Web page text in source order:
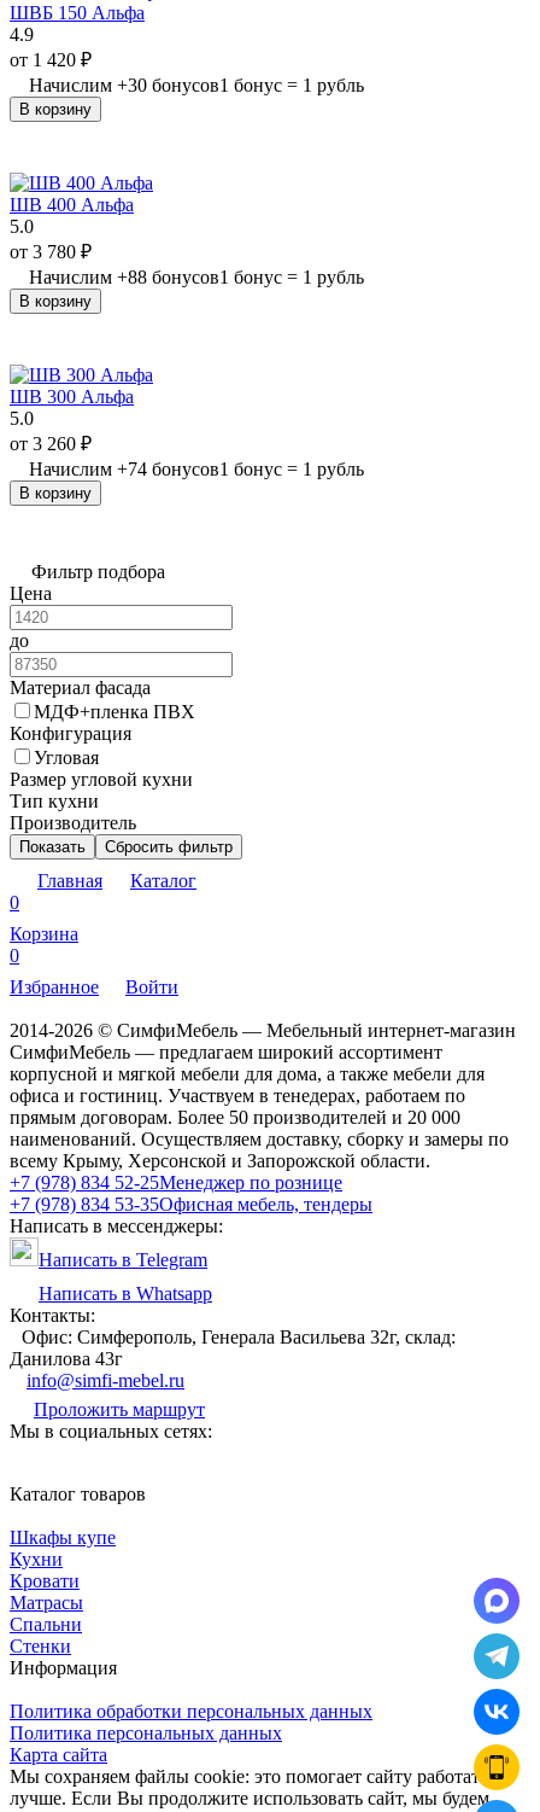
ШВБ 150 Альфа
4.9
от 1 420 ₽
Начислим +30 бонусов1 бонус = 1 рубль
В корзину
ШВ 400 Альфа
5.0
от 3 780 ₽
Начислим +88 бонусов1 бонус = 1 рубль
В корзину
ШВ 300 Альфа
5.0
от 3 260 ₽
Начислим +74 бонусов1 бонус = 1 рубль
В корзину
Фильтр подбора
Цена
до
Материал фасада
МДФ+пленка ПВХ
Конфигурация
Угловая
Размер угловой кухни
Тип кухни
Производитель
Показать Сбросить фильтр
Главная
Каталог
0
Корзина
0
Избранное
Войти
2014-2026 © СимфиМебель — Мебельный интернет-магазин
СимфиМебель — предлагаем широкий ассортимент
корпусной и мягкой мебели для дома, а также мебели для
офиса и гостиниц. Участвуем в тенедерах, работаем по
прямым договорам. Более 50 производителей и 20 000
наименований. Осуществляем доставку, сборку и замеры по
всему Крыму, Херсонской и Запорожской области.
+7 (978) 834 52-25Менеджер по рознице
+7 (978) 834 53-35Офисная мебель, тендеры
Написать в мессенджеры:
Написать в Telegram
Написать в Whatsapp
Контакты:
Офис: Симферополь, Генерала Васильева 32г, склад:
Данилова 43г
info@simfi-mebel.ru
Проложить маршрут
Мы в социальных сетях:
Каталог товаров
Шкафы купе
Кухни
Кровати
Матрасы
Cпальни
Стенки
Информация
Политика обработки персональных данных
Политика персональных данных
Карта сайта
Мы сохраняем файлы cookie: это помогает сайту работать
лучше. Если Вы продолжите использовать сайт, мы будем